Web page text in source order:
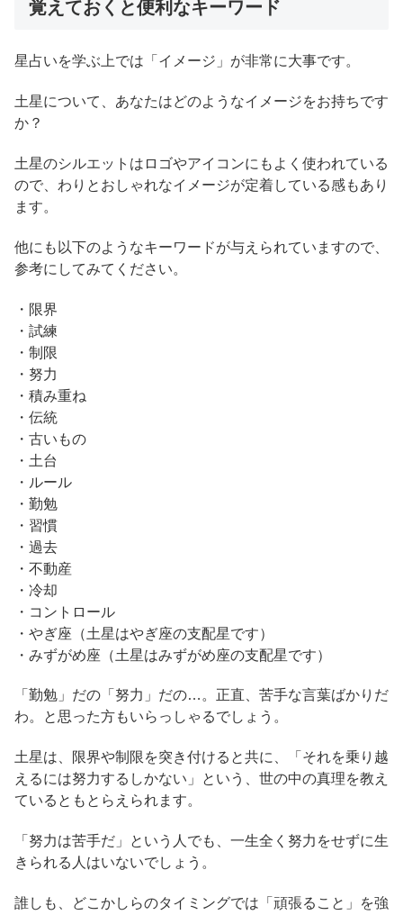
覚えておくと便利なキーワード
星占いを学ぶ上では「イメージ」が非常に大事です。
土星について、あなたはどのようなイメージをお持ちです
か？
土星のシルエットはロゴやアイコンにもよく使われている
ので、わりとおしゃれなイメージが定着している感もあり
ます。
他にも以下のようなキーワードが与えられていますので、
参考にしてみてください。
・限界
・試練
・制限
・努力
・積み重ね
・伝統
・古いもの
・土台
・ルール
・勤勉
・習慣
・過去
・不動産
・冷却
・コントロール
・やぎ座（土星はやぎ座の支配星です）
・みずがめ座（土星はみずがめ座の支配星です）
「勤勉」だの「努力」だの…。正直、苦手な言葉ばかりだ
わ。と思った方もいらっしゃるでしょう。
土星は、限界や制限を突き付けると共に、「それを乗り越
えるには努力するしかない」という、世の中の真理を教え
ているともとらえられます。
「努力は苦手だ」という人でも、一生全く努力をせずに生
きられる人はいないでしょう。
誰しも、どこかしらのタイミングでは「頑張ること」を強